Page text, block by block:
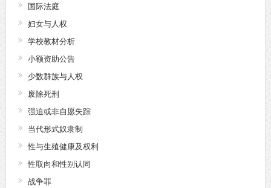
国际法庭
妇女与人权
学校教材分析
小额资助公告
少数群族与人权
废除死刑
强迫或非自愿失踪
当代形式奴隶制
性与生殖健康及权利
性取向和性别认同
战争罪